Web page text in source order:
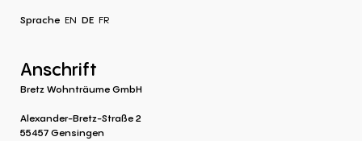
Sprache EN DE FR
Anschrift
Bretz Wohnträume GmbH
Alexander-Bretz-Straße 2
55457 Gensingen